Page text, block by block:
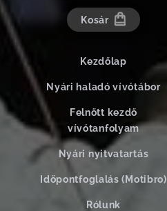
Kosár
Kezdőlap
Nyári haladó vívótábor
Felnőtt kezdő
vívótanfolyam
Nyári nyitvatartás
Időpontfoglalás (Motibro)
Rólunk